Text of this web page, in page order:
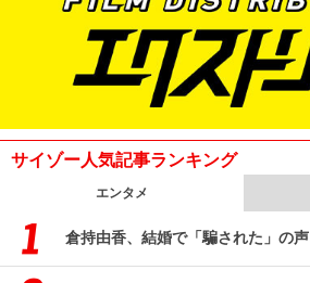
サイゾー人気記事ランキング
エンタメ
倉持由香、結婚で「騙された」の声